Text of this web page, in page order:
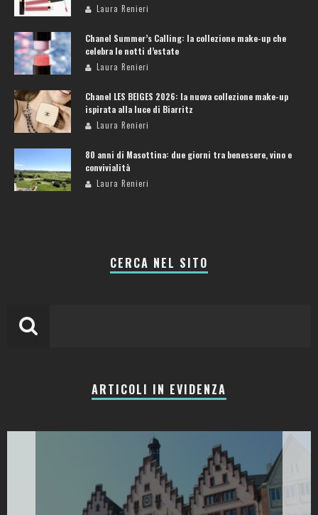
Laura Renieri
Chanel Summer’s Calling: la collezione make-up che
celebra le notti d’estate
Laura Renieri
Chanel LES BEIGES 2026: la nuova collezione make-up
ispirata alla luce di Biarritz
Laura Renieri
80 anni di Masottina: due giorni tra benessere, vino e
convivialità
Laura Renieri
CERCA NEL SITO
ARTICOLI IN EVIDENZA